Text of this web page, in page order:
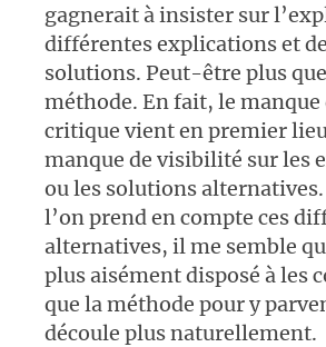
gagnerait à insister sur
différentes explications et
solutions. Peut-être plus
méthode. En fait, le manque
critique vient en premier
manque de visibilité sur les
ou les solutions alternatives.
l’on prend en compte ces
alternatives, il me semble
plus aisément disposé à les
que la méthode pour y
découle plus naturellement.